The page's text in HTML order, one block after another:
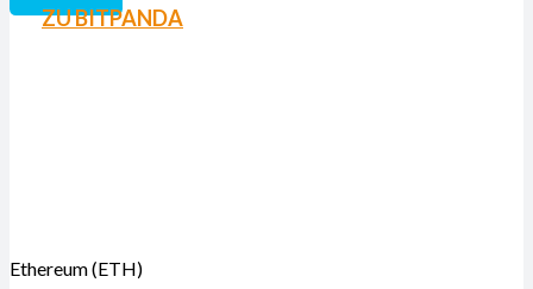
ZU BITPANDA
Ethereum (ETH)